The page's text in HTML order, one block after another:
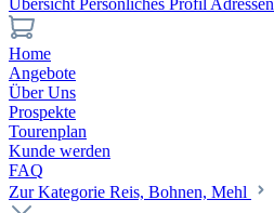
Übersicht Persönliches Profil Adressen
Home
Angebote
Über Uns
Prospekte
Tourenplan
Kunde werden
FAQ
Zur Kategorie Reis, Bohnen, Mehl